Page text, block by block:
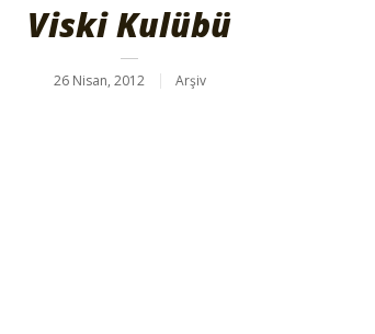
Viski Kulübü
26 Nisan, 2012 Arşiv